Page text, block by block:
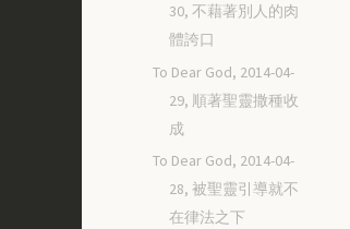
30, 不藉著別人的肉
體誇口
To Dear God, 2014-04-
29, 順著聖靈撒種收
成
To Dear God, 2014-04-
28, 被聖靈引導就不
在律法之下